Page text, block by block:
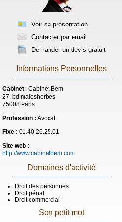
Voir sa présentation
Contacter par email
Demander un devis gratuit
Informations Personnelles
Cabinet : Cabinet Bem
27, bd malesherbes
75008 Paris
Profession : Avocat
Fixe : 01.40.26.25.01
Site web :
http://www.cabinetbem.com
Domaines d'activité
Droit des personnes
Droit pénal
Droit commercial
Son petit mot